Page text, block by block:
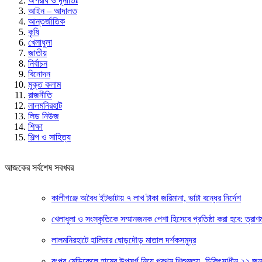
আইন – আদালত
আন্তর্জাতিক
কৃষি
খেলাধুলা
জাতীয়
নির্বাচন
বিনোদন
মুক্ত কলাম
রাজনীতি
লালমনিরহাট
লিড নিউজ
শিক্ষা
শিল্প ও সাহিত্য
আজকের সর্বশেষ সবখবর
কালীগঞ্জে অবৈধ ইটভাটায় ৭ লাখ টাকা জরিমানা, ভাটা বন্ধের নির্দেশ
খেলাধুলা ও সংস্কৃতিকে সম্মানজনক পেশা হিসেবে প্রতিষ্ঠা করা হবে:
লালমনিরহাটে হালিমার ঘোড়দৌড় মাতাল দর্শকসমুদ্র